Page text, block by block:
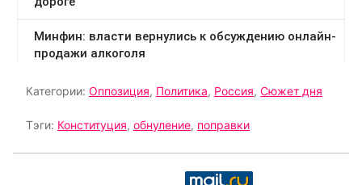
Категории: Оппозиция, Политика, Россия, Сюжет дня
Тэги: Конституция, обнуление, поправки